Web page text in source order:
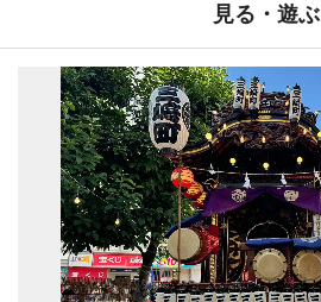
見る・遊ぶ